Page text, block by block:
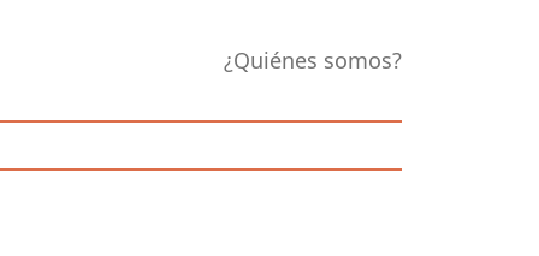
¿Quiénes somos?